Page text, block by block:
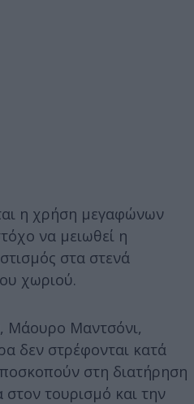
η χρήση μεγαφώνων
να μειωθεί η
στα στενά
χωριού.
Μάουρο Μαντσόνι,
δεν στρέφονται κατά
στη διατήρηση
τουρισμό και την